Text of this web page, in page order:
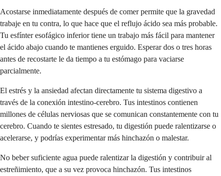
Acostarse inmediatamente después de comer permite que la gravedad
trabaje en tu contra, lo que hace que el reflujo ácido sea más probable.
Tu esfínter esofágico inferior tiene un trabajo más fácil para mantener
el ácido abajo cuando te mantienes erguido. Esperar dos o tres horas
antes de recostarte le da tiempo a tu estómago para vaciarse
parcialmente.
El estrés y la ansiedad afectan directamente tu sistema digestivo a
través de la conexión intestino-cerebro. Tus intestinos contienen
millones de células nerviosas que se comunican constantemente con tu
cerebro. Cuando te sientes estresado, tu digestión puede ralentizarse o
acelerarse, y podrías experimentar más hinchazón o malestar.
No beber suficiente agua puede ralentizar la digestión y contribuir al
estreñimiento, que a su vez provoca hinchazón. Tus intestinos